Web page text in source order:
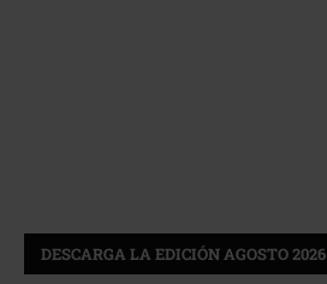
DESCARGA LA EDICIÓN AGOSTO 2026